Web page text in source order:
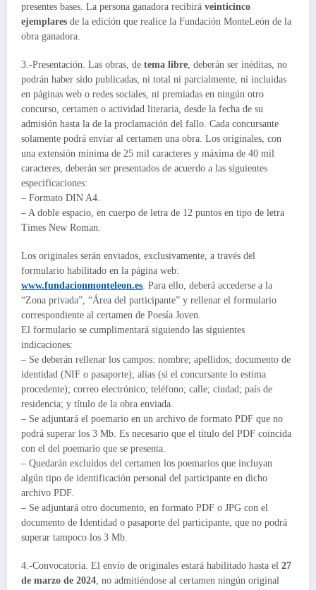
presentes bases. La persona ganadora recibirá veinticinco
ejemplares de la edición que realice la Fundación MonteLeón de la
obra ganadora.
3.-Presentación. Las obras, de tema libre , deberán ser inéditas, no
podrán haber sido publicadas, ni total ni parcialmente, ni incluidas
en páginas web o redes sociales, ni premiadas en ningún otro
concurso, certamen o actividad literaria, desde la fecha de su
admisión hasta la de la proclamación del fallo. Cada concursante
solamente podrá enviar al certamen una obra. Los originales, con
una extensión mínima de 25 mil caracteres y máxima de 40 mil
caracteres, deberán ser presentados de acuerdo a las siguientes
especificaciones:
– Formato DIN A4.
– A doble espacio, en cuerpo de letra de 12 puntos en tipo de letra
Times New Roman.
Los originales serán enviados, exclusivamente, a través del
formulario habilitado en la página web:
www.fundacionmonteleon.es . Para ello, deberá accederse a la
“Zona privada”, “Área del participante” y rellenar el formulario
correspondiente al certamen de Poesía Joven.
El formulario se cumplimentará siguiendo las siguientes
indicaciones:
– Se deberán rellenar los campos: nombre; apellidos; documento de
identidad (NIF o pasaporte); alias (si el concursante lo estima
procedente); correo electrónico; teléfono; calle; ciudad; país de
residencia; y título de la obra enviada.
– Se adjuntará el poemario en un archivo de formato PDF que no
podrá superar los 3 Mb. Es necesario que el título del PDF coincida
con el del poemario que se presenta.
– Quedarán excluidos del certamen los poemarios que incluyan
algún tipo de identificación personal del participante en dicho
archivo PDF.
– Se adjuntará otro documento, en formato PDF o JPG con el
documento de Identidad o pasaporte del participante, que no podrá
superar tampoco los 3 Mb.
4.-Convocatoria. El envío de originales estará habilitado hasta el 27
de marzo de 2024, no admitiéndose al certamen ningún original